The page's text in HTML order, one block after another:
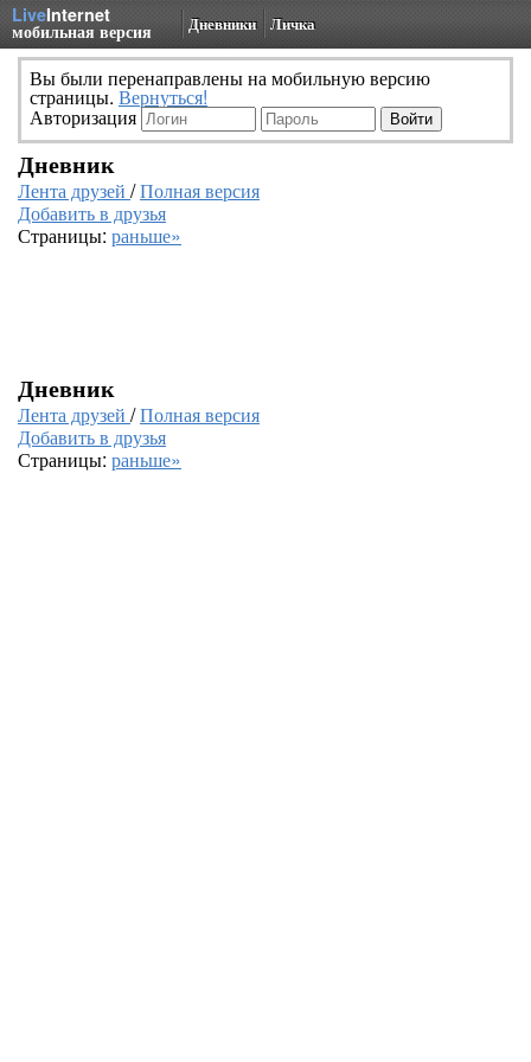
LiveInternet
мобильная версия Дневники Личка
Вы были перенаправлены на мобильную версию
страницы. Вернуться!
Авторизация
Дневник
Лента друзей /Полная версия
Добавить в друзья
Страницы: раньше»
Дневник
Лента друзей /Полная версия
Добавить в друзья
Страницы: раньше»